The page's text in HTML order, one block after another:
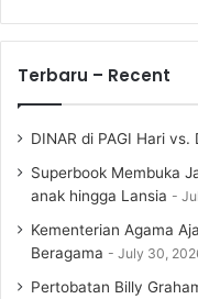
Terbaru – Recent
DINAR di PAGI Hari vs.
Superbook Membuka
anak hingga Lansia
Kementerian Agama
Beragama
July 30,
Pertobatan Billy